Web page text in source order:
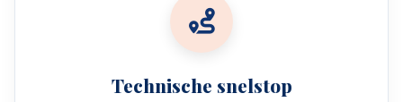
Technische snelstop